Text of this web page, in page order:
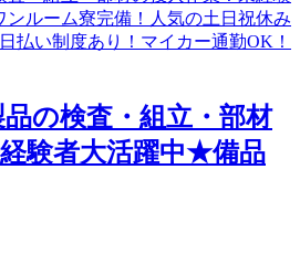
の検査・組立・部材
験者大活躍中★備品